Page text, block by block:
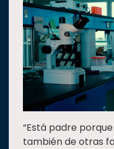
“Está padre
también de otras